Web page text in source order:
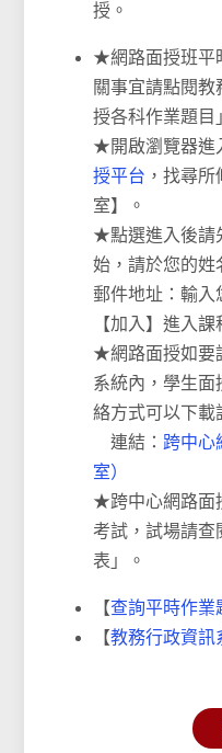
授。
★網路面授班平
關事宜請點閱
授各科作業題目
★開啟瀏覽器進
授平台 ，找尋
室】。
★點選進入後請
始，請於您的姓
郵件地址：輸入
【加入】進入課
★網路面授如要
系統內，學生面
絡方式可以下載
連結： 跨中心
室）
★跨中心網路面
考試，試場請查
表」。
【查詢平時作業
【教務行政資訊